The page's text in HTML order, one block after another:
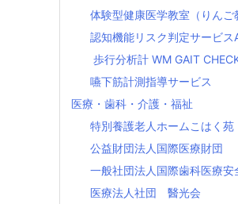
体験型健康医学教室（りんご
認知機能リスク判定サービス
歩行分析計 WM GAIT
嚥下筋計測指導サービス
医療・歯科・介護・福祉
特別養護老人ホームこはく苑
公益財団法人国際医療財団
一般社団法人国際歯科医療安
医療法人社団 醫光会